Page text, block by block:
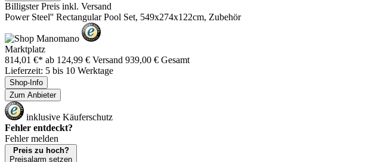
Billigster Preis inkl. Versand
Power Steel'' Rectangular Pool Set, 549x274x122cm, Zubehör
Marktplatz
814,01 €* ab 124,99 € Versand 939,00 € Gesamt
Lieferzeit: 5 bis 10 Werktage
Shop-Info
Zum Anbieter
inklusive Käuferschutz
Fehler entdeckt?
Fehler melden
Preis zu hoch?
Preisalarm setzen